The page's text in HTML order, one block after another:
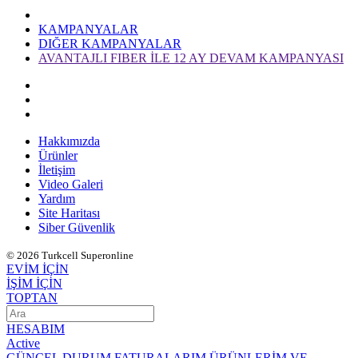
KAMPANYALAR
DIĞER KAMPANYALAR
AVANTAJLI FIBER İLE 12 AY DEVAM KAMPANYASI
Hakkımızda
Ürünler
İletişim
Video Galeri
Yardım
Site Haritası
Siber Güvenlik
© 2026 Turkcell Superonline
EVİM İÇİN
İŞİM İÇİN
TOPTAN
HESABIM
Active